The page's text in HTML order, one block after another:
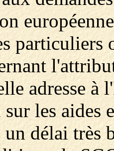
particuliers
adresse à
les aides
un délai très